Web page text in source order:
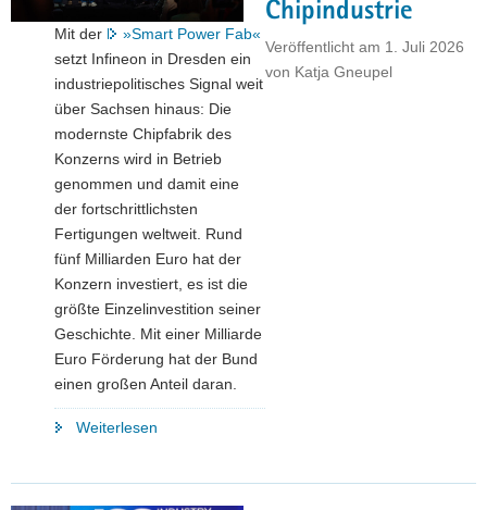
a
Chipindustrie
Veröffentlicht am 1. Juli 2026
von Katja Gneupel
Mit der
»Smart Power Fab«
setzt Infineon in Dresden ein
industriepolitisches Signal weit
über Sachsen hinaus: Die
modernste Chipfabrik des
Konzerns wird in Betrieb
genommen und damit eine
der fortschrittlichsten
Fertigungen weltweit. Rund
fünf Milliarden Euro hat der
Konzern investiert, es ist die
größte Einzelinvestition seiner
Geschichte. Mit einer Milliarde
Euro Förderung hat der Bund
einen großen Anteil daran.
Weiterlesen